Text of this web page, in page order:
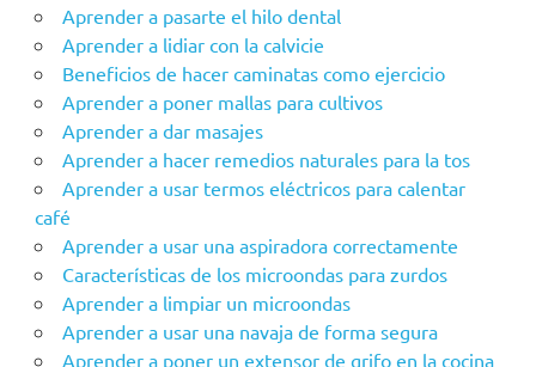
Aprender a pasarte el hilo dental
Aprender a lidiar con la calvicie
Beneficios de hacer caminatas como ejercicio
Aprender a poner mallas para cultivos
Aprender a dar masajes
Aprender a hacer remedios naturales para la tos
Aprender a usar termos eléctricos para calentar
café
Aprender a usar una aspiradora correctamente
Características de los microondas para zurdos
Aprender a limpiar un microondas
Aprender a usar una navaja de forma segura
Aprender a poner un extensor de grifo en la cocina